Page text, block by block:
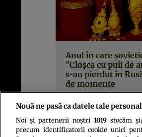
Anul în care
”Cloşca cu puii de
s-au pierdut în
de momente
Nouă ne pasă ca datele tale
Noi și partenerii noștri 1019stocăm
precum identificatorii cookie unici